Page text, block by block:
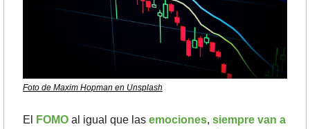
Foto de Maxim Hopman en Unsplash
El FOMO al igual que las emociones, siempre van a